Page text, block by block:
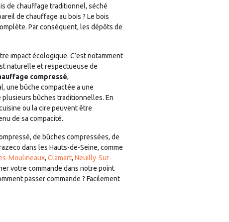
de chauffage traditionnel, séché
de chauffage au bois ? Le bois
Par conséquent, les dépôts de
impact écologique. C’est notamment
naturelle et respectueuse de
compressé,
une bûche compactée a une
bûches traditionnelles. En
ou la cire peuvent être
de sa compacité.
de bûches compressées, de
dans les Hauts-de-Seine, comme
Moulineaux, Clamart, Neuilly-Sur-
votre commande dans notre point
passer commande ? Facilement